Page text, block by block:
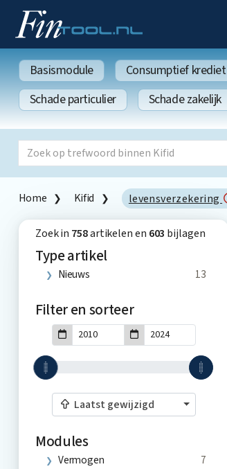
Basismodule Consumptief krediet
Schade particulier
Schade zakelijk
Home Kifid levensverzekering
Zoek in 758artikelen en 603 bijlagen
Type artikel
Nieuws 13
Filter en sorteer
Laatst gewijzigd
Modules
Vermogen
7